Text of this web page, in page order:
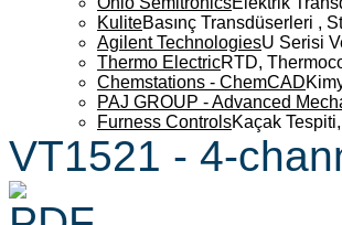
KuliteBasınç Transdüserleri ,
Agilent TechnologiesU Serisi
Thermo ElectricRTD,
Chemstations - ChemCAD
PAJ GROUP - Advanced
Furness ControlsKaçak
VT1521 - 4-